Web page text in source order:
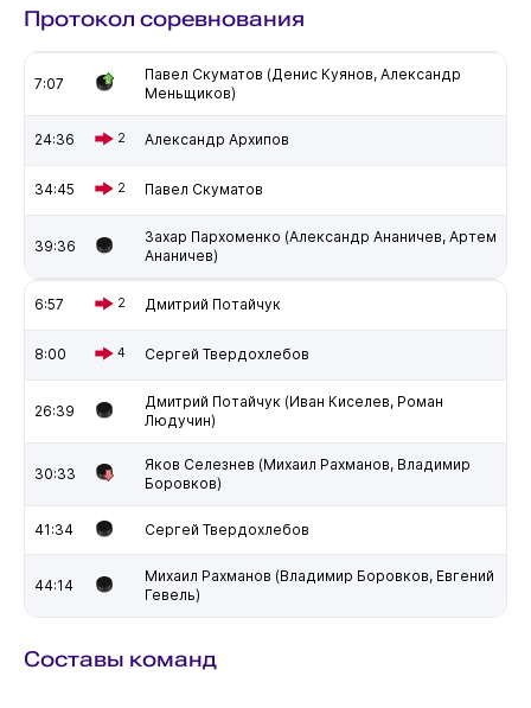
Протокол соревнования
7:07
Павел Скуматов (Денис Куянов, Александр
Меньщиков)
24:36 2 Александр Архипов
34:45 2 Павел Скуматов
39:36
Захар Пархоменко (Александр Ананичев, Артем
Ананичев)
6:57 2 Дмитрий Потайчук
8:00 4 Сергей Твердохлебов
26:39
Дмитрий Потайчук (Иван Киселев, Роман
Людучин)
30:33
Яков Селезнев (Михаил Рахманов, Владимир
Боровков)
41:34 Сергей Твердохлебов
44:14
Михаил Рахманов (Владимир Боровков, Евгений
Гевель)
Составы команд